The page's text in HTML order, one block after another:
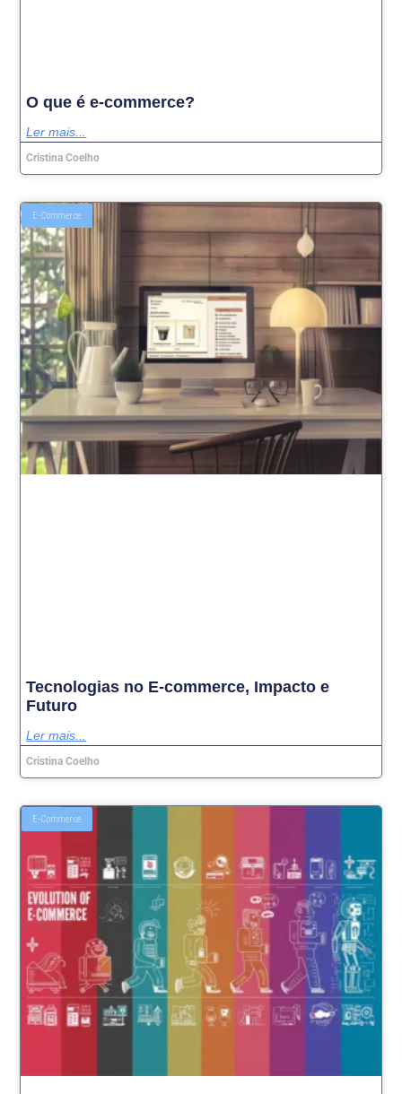
O que é e-commerce?
Ler mais...
Cristina Coelho
E-Commerce
Tecnologias no E-commerce, Impacto e
Futuro
Ler mais...
Cristina Coelho
E-Commerce